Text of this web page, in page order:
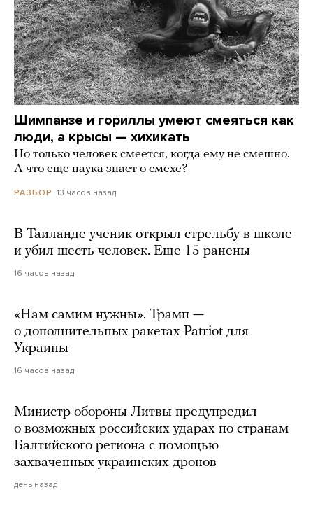
Шимпанзе и гориллы умеют смеяться как
люди, а крысы — хихикать
Но только человек смеется, когда ему не смешно.
А что еще наука знает о смехе?
РАЗБОР 13 часов назад
В Таиланде ученик открыл стрельбу в школе
и убил шесть человек. Еще 15 ранены
16 часов назад
«Нам самим нужны». Трамп —
о дополнительных ракетах Patriot для
Украины
16 часов назад
Министр обороны Литвы предупредил
о возможных российских ударах по странам
Балтийского региона с помощью
захваченных украинских дронов
день назад